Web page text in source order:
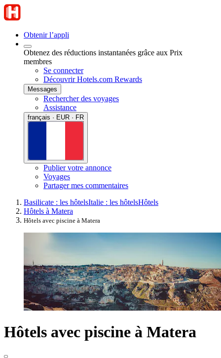
Obtenir l’appli
Obtenez des réductions instantanées grâce aux Prix
membres
Se connecter
Découvrir Hotels.com Rewards
Messages
Rechercher des voyages
Assistance
français · EUR · FR
Publier votre annonce
Voyages
Partager mes commentaires
Basilicate : les hôtelsItalie : les hôtelsHôtels
Hôtels à Matera
Hôtels avec piscine à Matera
Hôtels avec piscine à Matera